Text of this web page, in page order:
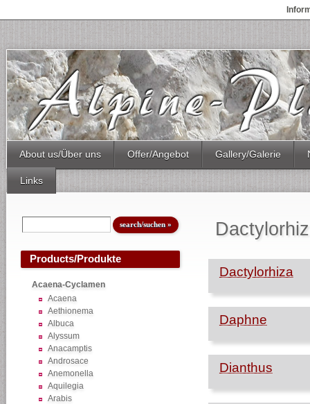
About us/Über uns Offer/Angebot Gallery/Galerie
Links
Products/Produkte
Acaena-Cyclamen
Acaena
Aethionema
Albuca
Alyssum
Anacamptis
Androsace
Anemonella
Aquilegia
Arabis
Dactylorhiza
Daphne
Dianthus